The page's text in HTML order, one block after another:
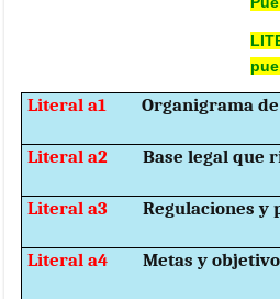
Literal a1Organigrama
Literal a2Base legal que
Literal a3Regulaciones y
Literal a4Metas y